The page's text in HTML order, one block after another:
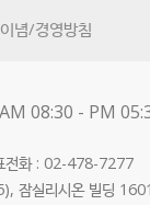
념/경영방침
08:30 - PM
전화 : 02-478-7277
잠실리시온 빌딩